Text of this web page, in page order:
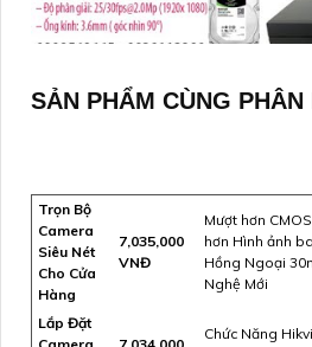
SẢN PHẨM CÙNG
Trọn Bộ
Camera
Siêu Nét
Cho Cửa
Hàng
7,035,000
VNĐ
Mượt hơn
hơn Hình ảnh
Hồng Ngoại
Nghệ Mới
Lắp Đặt
Chức Năng